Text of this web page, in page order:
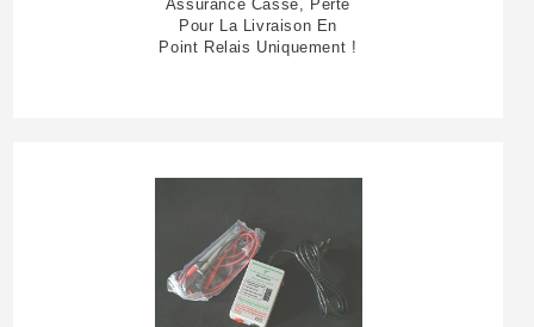
Assurance Casse, Perte
Pour La Livraison En
Point Relais Uniquement !